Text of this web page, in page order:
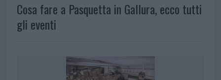
Cosa fare a Pasquetta in Gallura, ecco tutti
gli eventi